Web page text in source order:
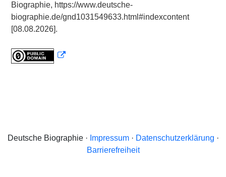
Biographie, https://www.deutsche-
biographie.de/gnd1031549633.html#indexcontent
[08.08.2026].
Deutsche Biographie · Impressum· Datenschutzerklärung ·
Barrierefreiheit